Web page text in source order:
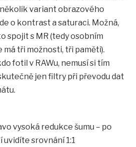
variant obrazového
o kontrast a saturaci. Možná,
spojit s MR (tedy osobním
má tři možnosti, tři paměti).
fotil v RAWu, nemusí si tím
jen filtry při převodu dat
vysoká redukce šumu – po
uvidíte srovnání 1:1